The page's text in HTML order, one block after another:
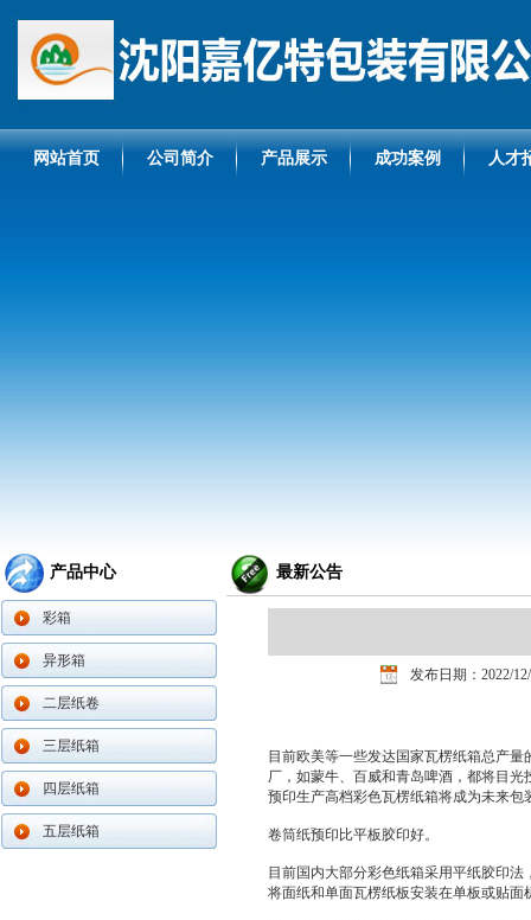
网站首页 公司简介 产品展示 成功案例 人才
产品中心
彩箱
异形箱
二层纸卷
三层纸箱
四层纸箱
五层纸箱
最新公告
发布日期：2022/
目前欧美等一些发达国家瓦楞纸箱总产
厂，如蒙牛、百威和青岛啤酒，都将目
预印生产高档彩色瓦楞纸箱将成为未来包
卷筒纸预印比平板胶印好。
目前国内大部分彩色纸箱采用平纸胶印
将面纸和单面瓦楞纸板安装在单板或贴